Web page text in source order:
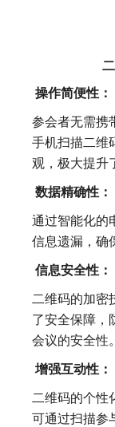
操作简便性：
参会者无需携
手机扫描二维
观，极大提升
数据精确性：
通过智能化的
信息遗漏，确
信息安全性：
二维码的加密
了安全保障，
会议的安全性。
增强互动性：
二维码的个性
可通过扫描参